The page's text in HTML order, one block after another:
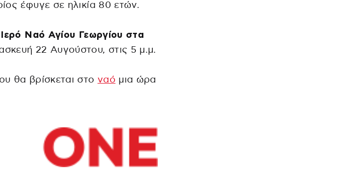
έφυγε σε ηλικία 80 ετών.
Ιερό Ναό Αγίου Γεωργίου στα
22 Αυγούστου, στις 5 μ.μ.
θα βρίσκεται στο ναό μια ώρα